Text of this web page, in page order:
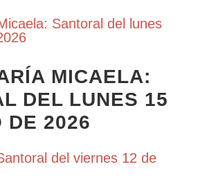
MICAELA:
DEL LUNES 15
DE 2026